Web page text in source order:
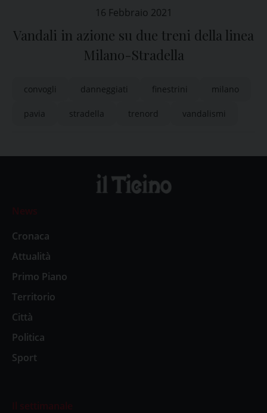
16 Febbraio 2021
Vandali in azione su due treni della linea
Milano-Stradella
convogli danneggiati finestrini milano
pavia stradella trenord vandalismi
News
Cronaca
Attualità
Primo Piano
Territorio
Città
Politica
Sport
Il settimanale